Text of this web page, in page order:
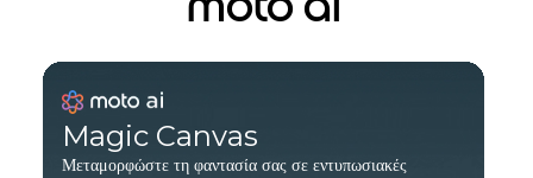
Magic Canvas
Μεταμορφώστε τη φαντασία σας σε εντυπωσιακές